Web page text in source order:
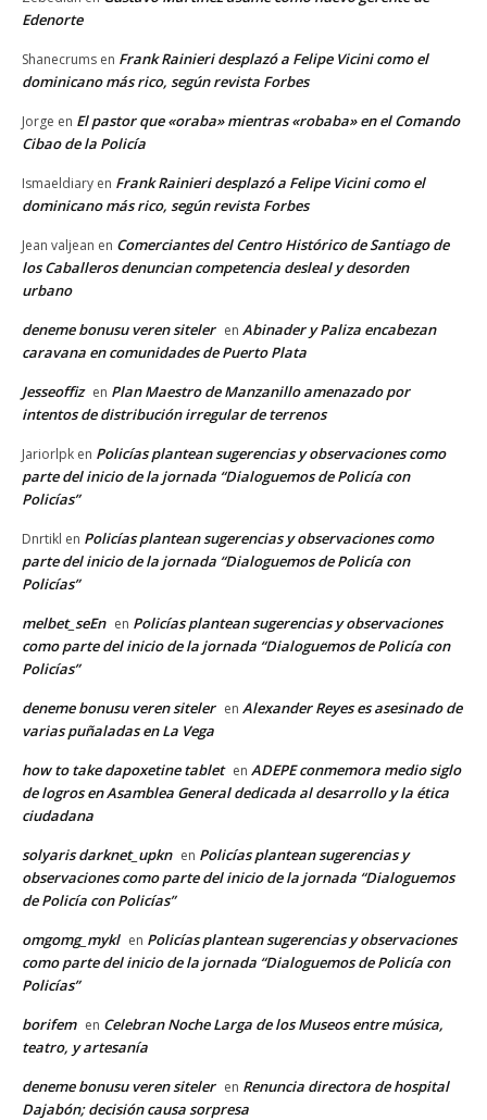
Edenorte
Shanecrums en Frank Rainieri desplazó a Felipe Vicini como el
dominicano más rico, según revista Forbes
Jorge en El pastor que «oraba» mientras «robaba» en el Comando
Cibao de la Policía
Ismaeldiary en Frank Rainieri desplazó a Felipe Vicini como el
dominicano más rico, según revista Forbes
Jean valjean en Comerciantes del Centro Histórico de Santiago de
los Caballeros denuncian competencia desleal y desorden
urbano
deneme bonusu veren siteler en Abinader y Paliza encabezan
caravana en comunidades de Puerto Plata
Jesseoffiz en Plan Maestro de Manzanillo amenazado por
intentos de distribución irregular de terrenos
Jariorlpk en Policías plantean sugerencias y observaciones como
parte del inicio de la jornada “Dialoguemos de Policía con
Policías”
Dnrtikl en Policías plantean sugerencias y observaciones como
parte del inicio de la jornada “Dialoguemos de Policía con
Policías”
melbet_seEn en Policías plantean sugerencias y observaciones
como parte del inicio de la jornada “Dialoguemos de Policía con
Policías”
deneme bonusu veren siteler en Alexander Reyes es asesinado de
varias puñaladas en La Vega
how to take dapoxetine tablet en ADEPE conmemora medio siglo
de logros en Asamblea General dedicada al desarrollo y la ética
ciudadana
solyaris darknet_upkn en Policías plantean sugerencias y
observaciones como parte del inicio de la jornada “Dialoguemos
de Policía con Policías”
omgomg_mykl en Policías plantean sugerencias y observaciones
como parte del inicio de la jornada “Dialoguemos de Policía con
Policías”
borifem en Celebran Noche Larga de los Museos entre música,
teatro, y artesanía
deneme bonusu veren siteler en Renuncia directora de hospital
Dajabón; decisión causa sorpresa